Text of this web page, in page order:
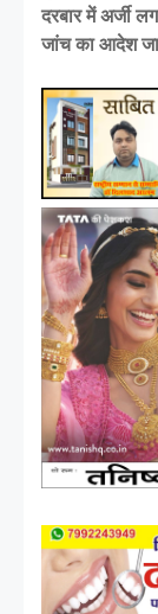
दरबार में अर्जी
जांच का आदेश